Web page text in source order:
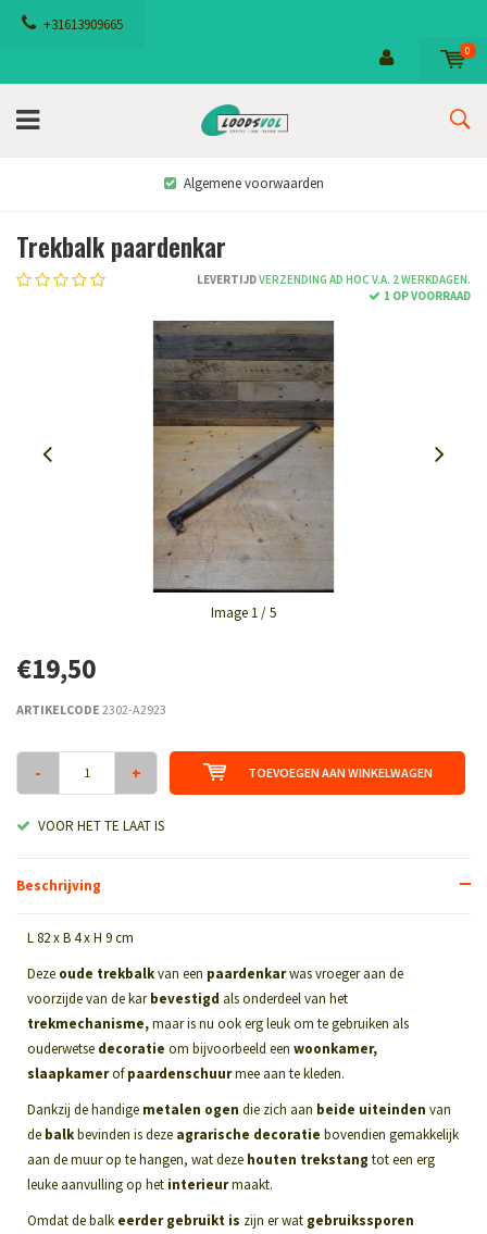
+31613909665
0
Algemene voorwaarden
Trekbalk paardenkar
LEVERTIJDVERZENDING AD HOC V.A. 2 WERKDAGEN.
1 OP VOORRAAD
Image 1/ 5
€19,50
ARTIKELCODE 2302-A2923
- + TOEVOEGEN AAN WINKELWAGEN
VOOR HET TE LAAT IS
Beschrijving
L 82 x B 4 x H 9 cm
Deze oude trekbalkvan een paardenkarwas vroeger aan de
voorzijde van de karbevestigd als onderdeel van het
trekmechanisme,maar is nu ook erg leuk om te gebruiken als
ouderwetse decoratie om bijvoorbeeld een woonkamer,
slaapkamerofpaardenschuurmee aan te kleden.
Dankzij de handige metalen ogen die zich aan beide uiteinden van
de balkbevinden is deze agrarische decoratie bovendien gemakkelijk
aan de muur op te hangen, wat deze houten trekstang tot een erg
leuke aanvulling op het interieurmaakt.
Omdat de balk eerder gebruikt is zijn er wat gebruikssporen